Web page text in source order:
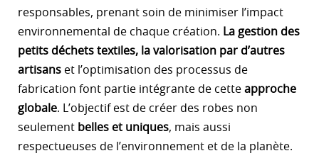
responsables, prenant soin de minimiser l’impact
environnemental de chaque création. La gestion des
petits déchets textiles, la valorisation par d’autres
artisans et l’optimisation des processus de
fabrication font partie intégrante de cette approche
globale. L’objectif est de créer des robes non
seulement belles et uniques, mais aussi
respectueuses de l’environnement et de la planète.